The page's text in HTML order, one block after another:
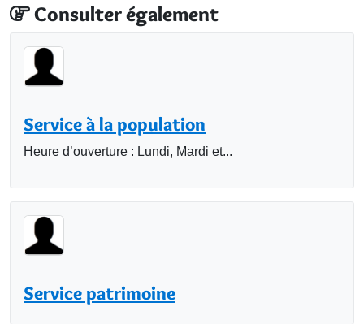
Consulter également
Service à la population
Heure d’ouverture : Lundi, Mardi et...
Service patrimoine